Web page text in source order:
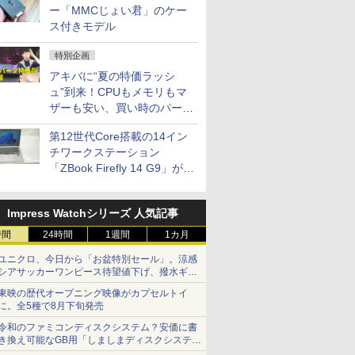
ー「MMCじょい君」のケー
ス付きモデル
特別企画
アキバに“夏の特価ラッシ
ュ”到来！CPUもメモリもマ
ザーも安い、買い時のパーツ
は？【8月7日(金)22時配信】
第12世代Core搭載の14イン
チワークステーション
「ZBook Firefly 14 G9」が
セール
Impress Watchシリーズ 人気記事
24時間 1週間 1カ月
ニクロ、今日から「お盆特別セール」。涼感
アサッカーワンピース待望値下げ、撥水ギア
ョーツは1990円に
映の歴代オープニング映像がカプセルトイ
。全5種で8月下旬発売
和のファミコンディスクシステム？安価に書
換え可能なGB用「しましまディスクシステ
」